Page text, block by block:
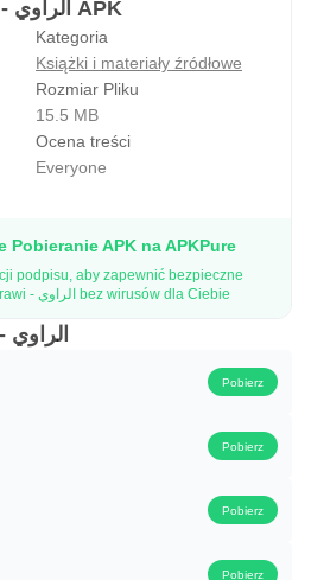
Informacje Alrawi - الراوي APK
Kategoria
Książki i materiały źródłowe
Rozmiar Pliku
15.5 MB
Ocena treści
Everyone
Pobieranie APK na APKPure
podpisu, aby zapewnić bezpieczne
pobieranie plików APK Alrawi - الراوي bez wirusów dla Ciebie
Stare wersje Alrawi - الراوي
Pobierz
Pobierz
Pobierz
Pobierz